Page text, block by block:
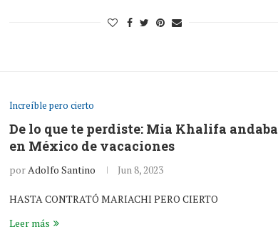
Increíble pero cierto
De lo que te perdiste: Mia Khalifa andaba
en México de vacaciones
por Adolfo Santino Jun 8, 2023
HASTA CONTRATÓ MARIACHI PERO CIERTO
Leer más